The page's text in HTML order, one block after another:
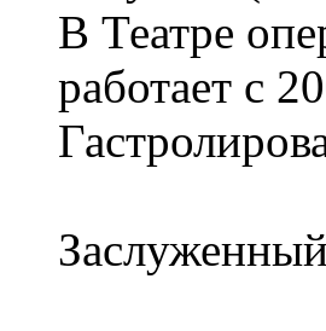
В Театре
работает с